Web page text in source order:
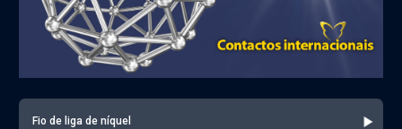
Fio de liga de níquel